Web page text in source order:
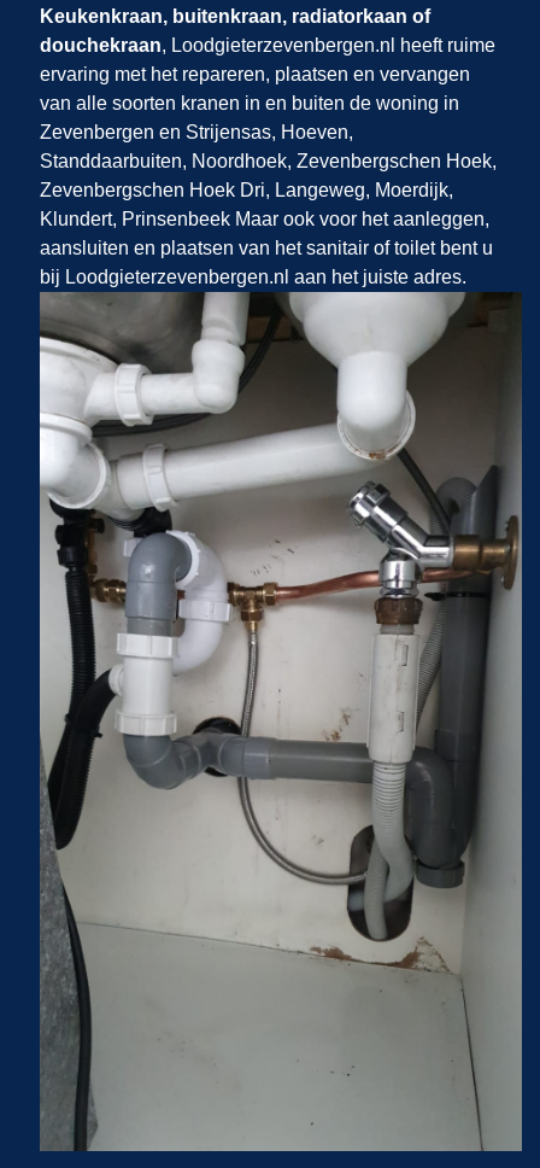
Keukenkraan, buitenkraan, radiatorkaan of
douchekraan, Loodgieterzevenbergen.nl​​​​​​​
heeft ruime
ervaring met het repareren, plaatsen en vervangen
van alle soorten kranen in en buiten de woning in
Zevenbergen en Strijensas, Hoeven,
Standdaarbuiten, Noordhoek, Zevenbergschen Hoek,
Zevenbergschen Hoek Dri, Langeweg, Moerdijk,
Klundert, Prinsenbeek Maar ook voor het aanleggen,
aansluiten en plaatsen van het sanitair of toilet bent u
bij Loodgieterzevenbergen.nl aan het juiste adres.